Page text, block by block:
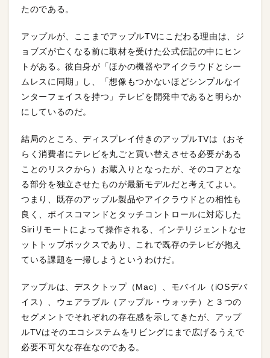
たのである。
アップルが、ここまでアップルTVにこだわる理由は、ジ
ョブズが亡くなる前に取材を受けた公式伝記の中にヒン
トがある。彼自身が「ほかの機器やアイクラウドとシー
ムレスに同期」し、「想像もつかないほどシンプルなイ
ンターフェイスを持つ」テレビを開発中であると明らか
にしているのだ。
結局のところ、ディスプレイ付きのアップルTVは（おそ
らく消費者にテレビを丸ごと買い替えさせる必要がある
ことのリスクから）お蔵入りとなったが、そのコアとな
る部分を独立させたものが最新モデルだと考えてよい。
つまり、既存のアップル製品やアイクラウドとの相性も
良く、ボイスコマンドとタッチコントロールに対応した
Siriリモートによって操作される、インテリジェントなセ
ットトップボックスであり、これで既存のテレビが抱え
ている課題を一掃しようというわけだ。
アップルは、デスクトップ（Mac）、モバイル（iOSデバ
イス）、ウェアラブル（アップル・ウォッチ）と３つの
セグメントでそれぞれの存在感を示してきたが、アップ
ルTVはそのエコシステムをリビングにまで広げるうえで
必要不可欠な存在なのである。